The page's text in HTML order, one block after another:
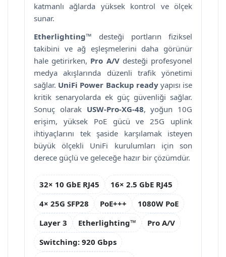
katmanlı ağlarda yüksek kontrol ve ölçek
sunar.
Etherlighting™ desteği portların fiziksel
takibini ve ağ eşleşmelerini daha görünür
hale getirirken, Pro A/Vdesteği profesyonel
medya akışlarında düzenli trafik yönetimi
sağlar. UniFi Power Backup readyyapısı ise
kritik senaryolarda ek güç güvenliği sağlar.
Sonuç olarak USW-Pro-XG-48, yoğun 10G
erişim, yüksek PoE gücü ve 25G uplink
ihtiyaçlarını tek şaside karşılamak isteyen
büyük ölçekli UniFi kurulumları için son
derece güçlü ve geleceğe hazır bir çözümdür.
32× 10 GbE RJ45
16× 2.5 GbE RJ45
4× 25G SFP28
PoE+++
1080W PoE
Layer 3
Etherlighting™
Pro A/V
Switching: 920 Gbps